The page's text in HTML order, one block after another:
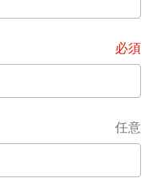
必須
任意